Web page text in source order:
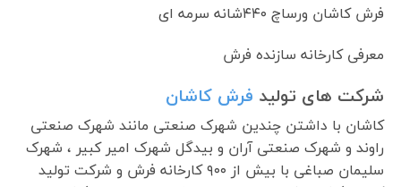
فرش کاشان ورساچ ۴۴۰شانه سرمه ای
معرفی کارخانه سازنده فرش
شرکت های تولید فرش کاشان
کاشان با داشتن چندین شهرک صنعتی مانند شهرک صنعتی
راوند و شهرک صنعتی آران و بیدگل شهرک امیر کبیر ، شهرک
سلیمان صباغی با بیش از ۹۰۰ کارخانه فرش و شرکت تولید